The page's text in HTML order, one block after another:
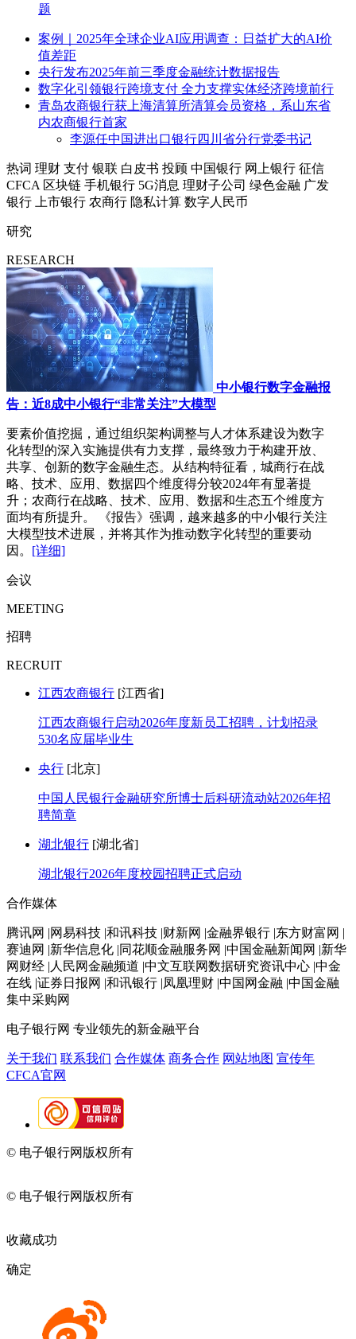
题
案例｜2025年全球企业AI应用调查：日益扩大的AI价
值差距
央行发布2025年前三季度金融统计数据报告
数字化引领银行跨境支付 全力支撑实体经济跨境前行
青岛农商银行获上海清算所清算会员资格，系山东省
内农商银行首家
李源任中国进出口银行四川省分行党委书记
热词 理财 支付 银联 白皮书 投顾 中国银行 网上银行 征信
CFCA 区块链 手机银行 5G消息 理财子公司 绿色金融 广发
银行
上市银行 农商行 隐私计算 数字人民币
研究
RESEARCH
中小银行数字金融报
告：近8成中小银行“非常关注”大模型
要素价值挖掘，通过组织架构调整与人才体系建设为数字
化转型的深入实施提供有力支撑，最终致力于构建开放、
共享、创新的数字金融生态。从结构特征看，城商行在战
略、技术、应用、数据四个维度得分较2024年有显著提
升；农商行在战略、技术、应用、数据和生态五个维度方
面均有所提升。 《报告》强调，越来越多的中小银行关注
大模型技术进展，并将其作为推动数字化转型的重要动
因。 [详细]
会议
MEETING
招聘
RECRUIT
江西农商银行 [江西省]
江西农商银行启动2026年度新员工招聘，计划招录
530名应届毕业生
央行 [北京]
中国人民银行金融研究所博士后科研流动站2026年招
聘简章
湖北银行 [湖北省]
湖北银行2026年度校园招聘正式启动
合作媒体
腾讯网 |网易科技 |和讯科技 |财新网 |金融界银行 |东方财富网 |
赛迪网 |新华信息化 |同花顺金融服务网 |中国金融新闻网 |新华
网财经 |人民网金融频道 |中文互联网数据研究资讯中心 |中金
在线 |证券日报网 |和讯银行 |凤凰理财 |中国网金融 |中国金融
集中采购网
电子银行网 专业领先的新金融平台
关于我们 联系我们 合作媒体 商务合作 网站地图 宣传年
CFCA官网
© 电子银行网版权所有
© 电子银行网版权所有
收藏成功
确定